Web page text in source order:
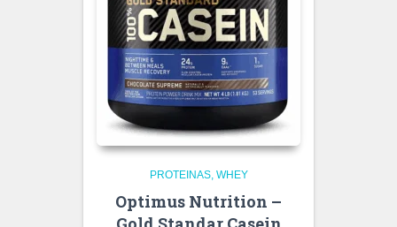
PROTEINAS WHEY
Optimus Nutrition –